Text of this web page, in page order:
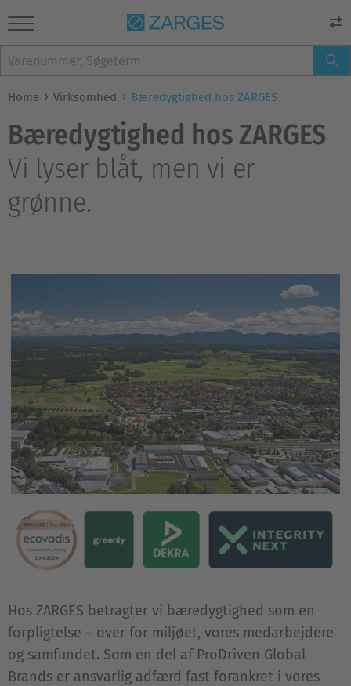
Home Virksomhed Bæredygtighed hos ZARGES
Bæredygtighed hos ZARGES
Vi lyser blåt, men vi er
grønne.
Hos ZARGES betragter vi bæredygtighed som en
forpligtelse – over for miljøet, vores medarbejdere
og samfundet. Som en del af ProDriven Global
Brands er ansvarlig adfærd fast forankret i vores